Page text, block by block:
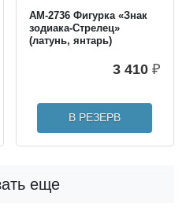
AM-2736 Фигурка «Знак
зодиака-Стрелец»
(латунь, янтарь)
3 410 ₽
В РЕЗЕРВ
еще